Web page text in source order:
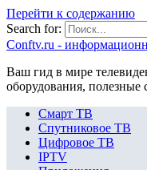
Перейти к содержанию
Search for:
Сonftv.ru -
Ваш гид в мире
оборудования, полезные
Смарт ТВ
Спутниковое ТВ
Цифровое ТВ
IPTV